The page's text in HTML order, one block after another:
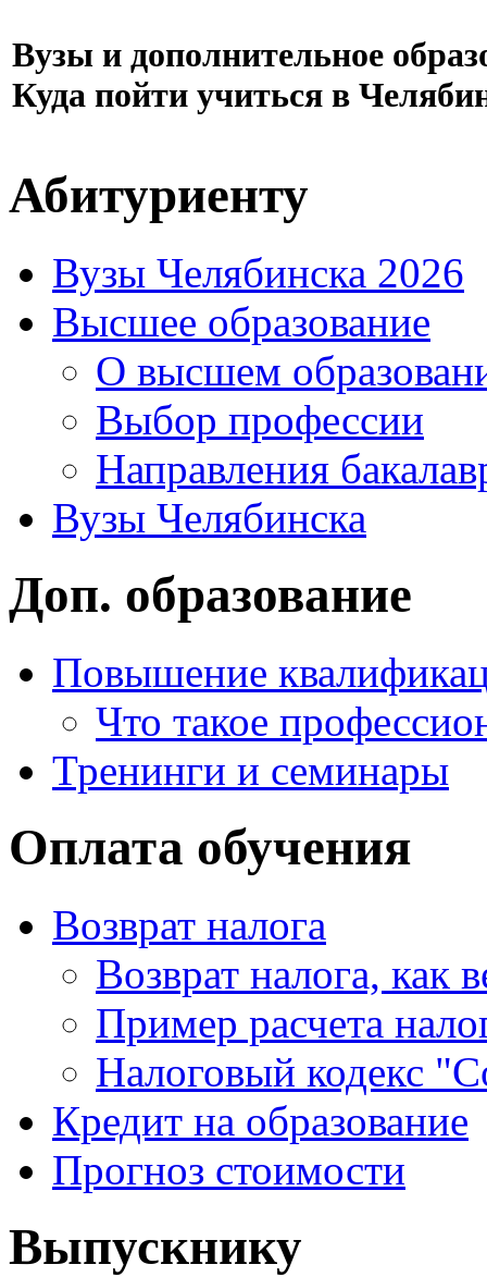
Вузы и дополнительное
Куда пойти учиться в
Абитуриенту
Вузы Челябинска 2026
Высшее образование
О высшем
Выбор профессии
Направления
Вузы Челябинска
Доп. образование
Повышение
Что такое
Тренинги и семинары
Оплата обучения
Возврат налога
Возврат налога, как
Пример расчета
Налоговый кодекс
Кредит на образование
Прогноз стоимости
Выпускнику